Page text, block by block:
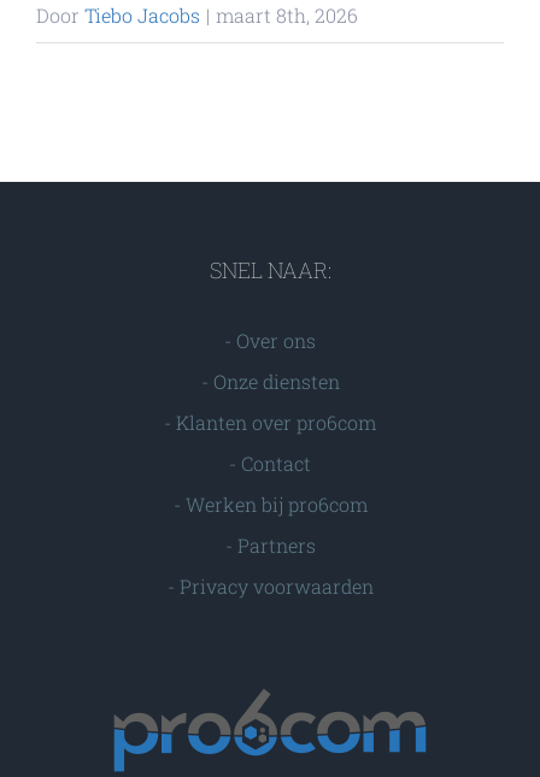
Door Tiebo Jacobs | maart 8th, 2026
SNEL NAAR:
- Over ons
- Onze diensten
- Klanten over pro6com
- Contact
- Werken bij pro6com
- Partners
- Privacy voorwaarden